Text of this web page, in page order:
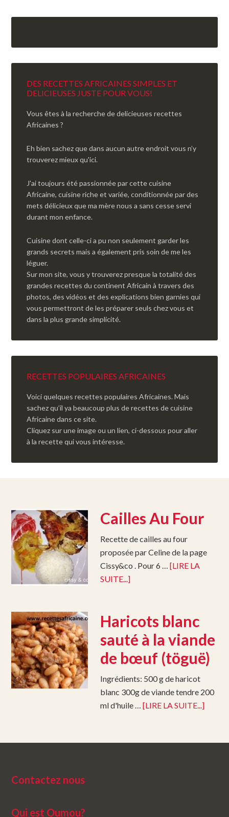
DES RECETTES AFRICAINES SIMPLES ET
DELICIEUSES JUSTE POUR VOUS!
Vous êtes à la recherche de delicieuses recettes
Africaines ?
Eh bien sachez que dans aucun autre endroit vous n’y
trouverez mieux qu'ici.
J'ai toujours été passionnée par cette cuisine
Africaine, cuisine riche et variée, conditionnée par des
mets délicieux que ma mère nous a sans cesse servi
durant mon enfance.
Cuisine dont celle-ci a pu non seulement garder les
grands secrets mais a également pris soin de me les
léguer.
Sur mon site, vous y trouverez presque la totalité des
grandes recettes du continent Africain à travers des
photos, des vidéos et des explications bien garnies qui
vous permettront de les préparer seuls chez vous et
dans la plus grande simplicité.
RECETTES POPULAIRES AFRICAINES
Voici quelques recettes populaires Africaines. Mais
sachez qu’il ya beaucoup plus de recettes de cuisine
Africaine dans ce site.
Cliquez sur une image ou un lien, ci-dessous pour aller
à la recette qui vous intéresse.
Cailles Au Four
Recette de cailles au four
proposée par Celine de la page
Cissy&co . Pour 6 …[LIRE LA
SUITE...]
Haricots blanc
sauté à la viande
de bœuf (töguë)
Ingrédients: 500 g de haricot
blanc 300g de viande tendre 200
ml d'huile …[LIRE LA SUITE...]
Contactez nous
Qui est Oumou?